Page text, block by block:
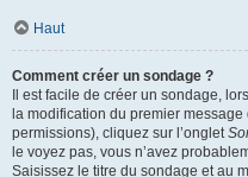
Haut
Comment créer un sondage ?
Il est facile de créer un sondage,
la modification du premier message
permissions), cliquez sur l’onglet
le voyez pas, vous n’avez
Saisissez le titre du sondage et au